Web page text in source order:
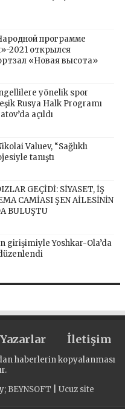
программе
2021 открылся
«Новая высота»
yönelik spor
Rusya Halk Programı
açıldı
Valuev, “Sağlıklı
tanıştı
GEÇİDİ: SİYASET, İŞ
CAMİASI ŞEN AİLESİNİN
BULUŞTU
girişimiyle Yoshkar-Ola’da
Yazarlar İletişim
haberlerin kopyalanması
BEYNSOFT Ucuz site